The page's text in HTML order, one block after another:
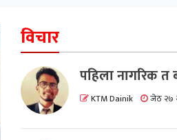
विचार
पहिला नागरिक त
KTM Dainik जेठ २७